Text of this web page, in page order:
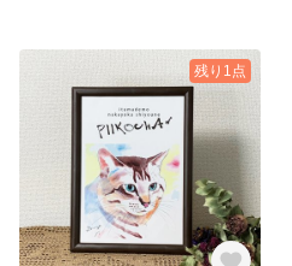
残り1点